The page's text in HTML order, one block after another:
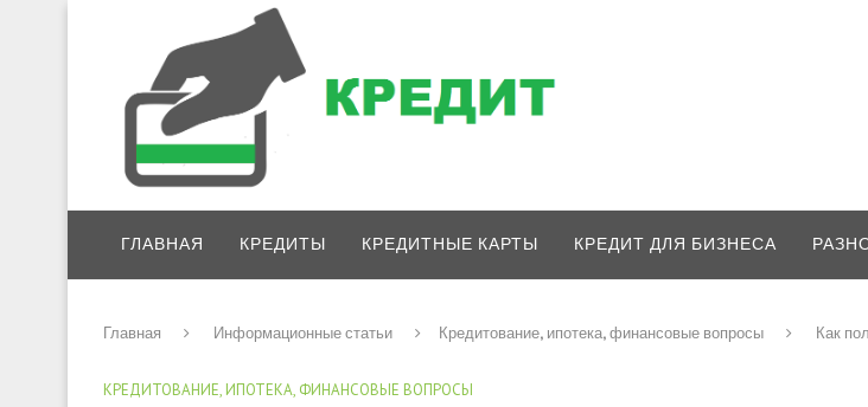
ГЛАВНАЯ КРЕДИТЫ КРЕДИТНЫЕ КАРТЫ КРЕДИТ ДЛЯ БИЗНЕСА
Главная Информационные статьи Кредитование, ипотека, финансовые вопросы Как
КРЕДИТОВАНИЕ, ИПОТЕКА, ФИНАНСОВЫЕ ВОПРОСЫ